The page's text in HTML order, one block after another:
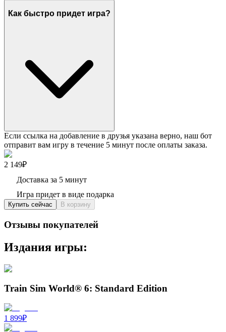
Как быстро придет игра?
Если ссылка на добавление в друзья указана верно, наш бот
отправит вам игру в течение 5 минут после оплаты заказа.
2 149₽
Доставка за 5 минут
Игра придет в виде подарка
Купить сейчас В корзину
Отзывы покупателей
Издания игры:
Train Sim World® 6: Standard Edition
1 899₽